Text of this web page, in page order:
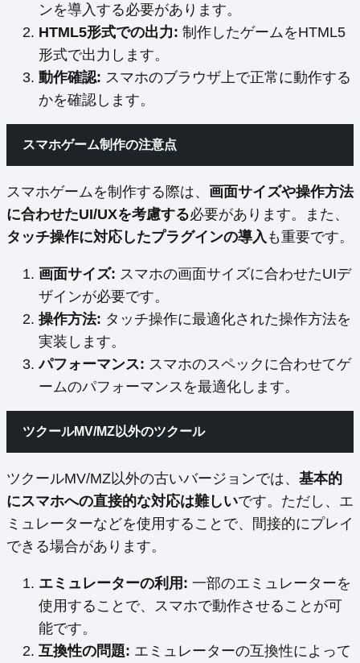
ンを導入する必要があります。
HTML5形式での出力: 制作したゲームをHTML5
形式で出力します。
動作確認: スマホのブラウザ上で正常に動作する
かを確認します。
スマホゲーム制作の注意点
スマホゲームを制作する際は、 画面サイズや操作方法
に合わせたUI/UXを考慮する必要があります。また、
タッチ操作に対応したプラグインの導入 も重要です。
画面サイズ: スマホの画面サイズに合わせたUIデ
ザインが必要です。
操作方法: タッチ操作に最適化された操作方法を
実装します。
パフォーマンス: スマホのスペックに合わせてゲ
ームのパフォーマンスを最適化します。
ツクールMV/MZ以外のツクール
ツクールMV/MZ以外の古いバージョンでは、 基本的
にスマホへの直接的な対応は難しいです。ただし、エ
ミュレーターなどを使用することで、間接的にプレイ
できる場合があります。
エミュレーターの利用: 一部のエミュレーターを
使用することで、スマホで動作させることが可
能です。
互換性の問題: エミュレーターの互換性によって